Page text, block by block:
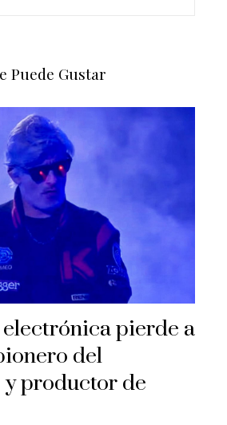
Puede Gustar
pierde a
del
y productor de